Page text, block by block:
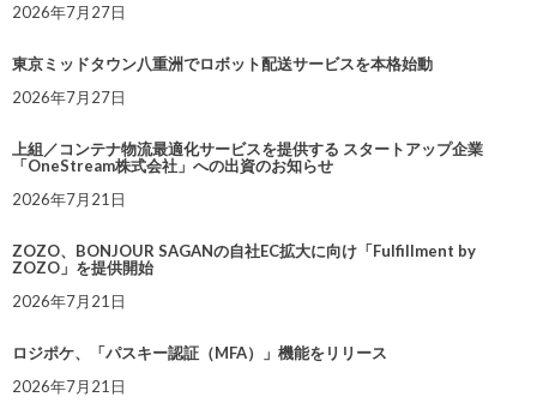
2026年7月27日
東京ミッドタウン八重洲でロボット配送サービスを本格始動
2026年7月27日
上組／コンテナ物流最適化サービスを提供する スタートアップ企業
「OneStream株式会社」への出資のお知らせ
2026年7月21日
ZOZO、BONJOUR SAGANの自社EC拡大に向け「Fulfillment by
ZOZO」を提供開始
2026年7月21日
ロジポケ、「パスキー認証（MFA）」機能をリリース
2026年7月21日